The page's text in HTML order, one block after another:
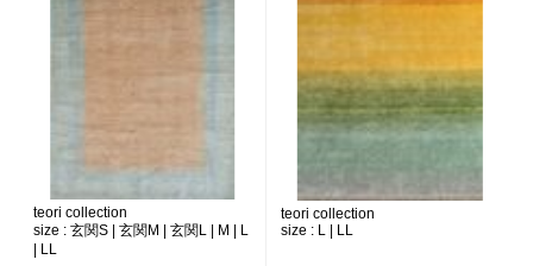
teori collection
size : 玄関S | 玄関M | 玄関L | M | L
| LL
teori collection
size : L | LL